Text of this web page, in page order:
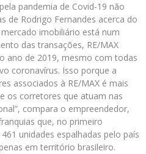
pandemia de Covid-19 não
de Rodrigo Fernandes acerca do
imobiliário está num
das transações, RE/MAX
ano de 2019, mesmo com todas
coronavírus. Isso porque a
associados à RE/MAX é mais
os corretores que atuam nas
compara o empreendedor,
que, no primeiro
unidades espalhadas pelo país
em território brasileiro.